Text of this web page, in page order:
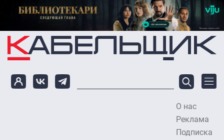
Перейти к основному содержанию
О нас
Реклама
Подписка